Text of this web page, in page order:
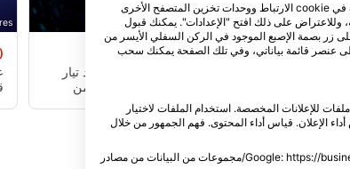
House Reef
مثالية للمبتدئين، والدورات، أو الغوص الاحماء. لا يوجد تيار
على الإطلاق. ومع ذلك، يمكن رؤية مجموعة واسعة من
الأسماك المرجانية. يتكون "وكر سمك الأسد" القريب من
مجموعة من الشعاب المرجانية والصخور ، ومخبأ للعديد من
الأسد ، والجمبري الأنظف ، وأسماك الجراح. في
نقوم نحن وشركاؤنا بتخزين و/أو الوصول إلى المعلومات الموجودة على الجهاز، مثل المعرفات الفريدة في cookie الارتباط ووحدات تخزين المتصفح الأخرى
وللاعتراض على ذلك افتح "الإعدادات". يمكنك قبول
زر بصمة الإصبع الموجود في الركن السفلي الأيسر من
عنصر قائمة بياناتي، وفي تلك الصفحة يمكنك سحب
للإعلانات المخصصة. استخدام الملفات لاختيار
الإعلان. قياس أداء المحتوى. فهم الجمهور من خلال
يمكنك العثور على معلومات إضافية حول استخدام هذه الشركة من خلال Google: https://business.safety.google/privacy/مجموعات من البيانات من مصادر